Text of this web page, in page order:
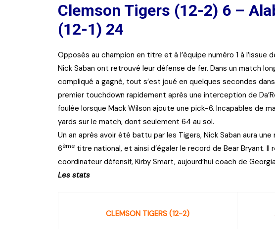
Clemson Tigers (12-2) 6 –
(12-1) 24
Opposés au champion en titre et à l’équipe numéro 1 à l’issue
Nick Saban ont retrouvé leur défense de fer. Dans un match
compliqué a gagné, tout s’est joué en quelques secondes
premier touchdown rapidement après une interception de
foulée lorsque Mack Wilson ajoute une pick-6. Incapables de
yards sur le match, dont seulement 64 au sol.
Un an après avoir été battu par les Tigers, Nick Saban aura
6ème titre national, et ainsi d’égaler le record de Bear Bryant. Il
coordinateur défensif, Kirby Smart, aujourd’hui coach de
Les stats
CLEMSON TIGERS (12-2)